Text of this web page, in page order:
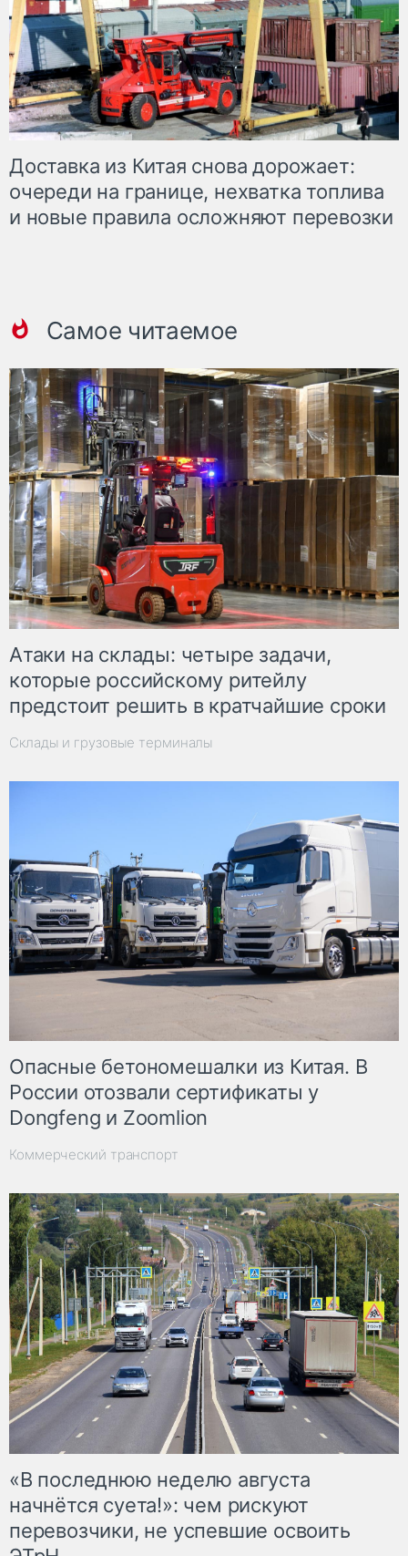
Доставка из Китая снова дорожает:
очереди на границе, нехватка топлива
и новые правила осложняют перевозки
Самое читаемое
Атаки на склады: четыре задачи,
которые российскому ритейлу
предстоит решить в кратчайшие сроки
Склады и грузовые терминалы
Опасные бетономешалки из Китая. В
России отозвали сертификаты у
Dongfeng и Zoomlion
Коммерческий транспорт
«В последнюю неделю августа
начнётся суета!»: чем рискуют
перевозчики, не успевшие освоить